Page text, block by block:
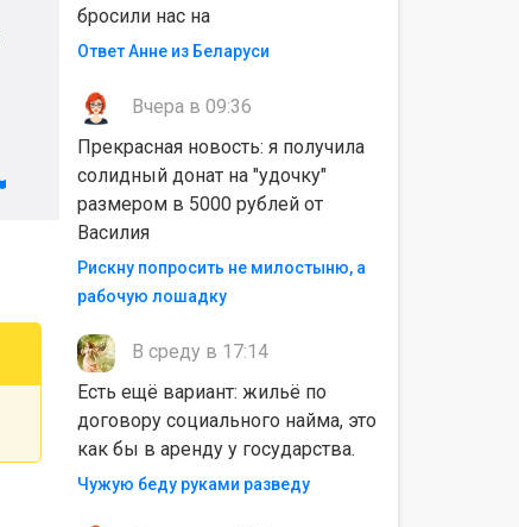
бросили нас на
Ответ Анне из Беларуси
Вчера в 09:36
Прекрасная новость: я получила
солидный донат на "удочку"
размером в 5000 рублей от
Василия
Рискну попросить не милостыню, а
рабочую лошадку
В среду в 17:14
Есть ещё вариант: жильё по
договору социального найма, это
как бы в аренду у государства.
Чужую беду руками разведу